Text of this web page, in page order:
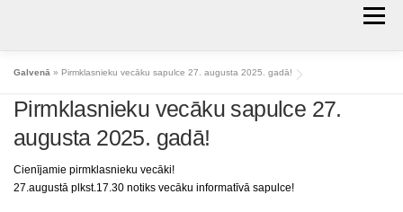
Menu
AKTUALITĀTES PAR SKOLU IZGLĪTĪBA
VECĀKIEM BIBLIOTĒKA PROJEKTI
KONTAKTI TOPOŠIE PIRMKLASNIEKI
SKOLAS PADOME
Galvenā » Pirmklasnieku vecāku sapulce 27. augusta 2025. gadā!
Pirmklasnieku vecāku sapulce 27.
augusta 2025. gadā!
Cienījamie pirmklasnieku vecāki!
27.augustā plkst.17.30 notiks vecāku informatīvā sapulce!